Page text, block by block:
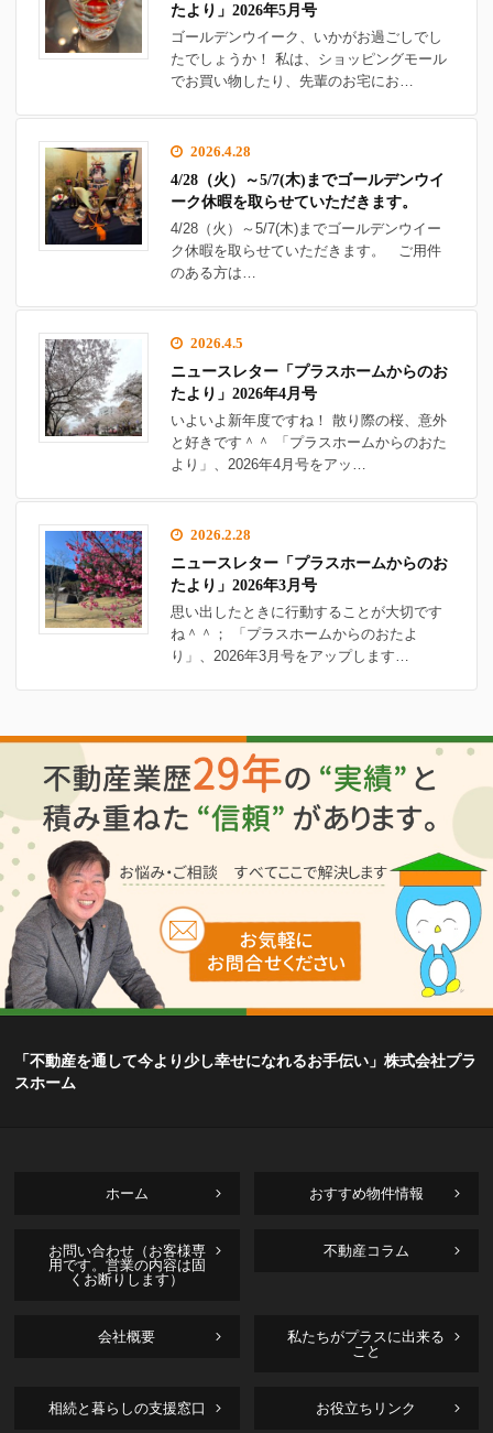
たより」2026年5月号
ゴールデンウイーク、いかがお過ごしでし
たでしょうか！ 私は、ショッピングモール
でお買い物したり、先輩のお宅にお…
2026.4.28
4/28（火）～5/7(木)までゴールデンウイ
ーク休暇を取らせていただきます。
4/28（火）～5/7(木)までゴールデンウイー
ク休暇を取らせていただきます。 ご用件
のある方は…
2026.4.5
ニュースレター「プラスホームからのお
たより」2026年4月号
いよいよ新年度ですね！ 散り際の桜、意外
と好きです＾＾ 「プラスホームからのおた
より」、2026年4月号をアッ…
2026.2.28
ニュースレター「プラスホームからのお
たより」2026年3月号
思い出したときに行動することが大切です
ね＾＾； 「プラスホームからのおたよ
り」、2026年3月号をアップします…
「不動産を通して今より少し幸せになれるお手伝い」株式会社プラ
スホーム
ホーム おすすめ物件情報
お問い合わせ（お客様専
用です。営業の内容は固
くお断りします）
不動産コラム
会社概要
私たちがプラスに出来る
こと
相続と暮らしの支援窓口 お役立ちリンク